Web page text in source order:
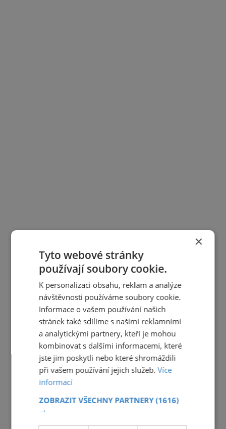
×
Tyto webové stránky
používají soubory cookie.
K personalizaci obsahu, reklam a analýze
návštěvnosti používáme soubory cookie.
Informace o vašem používání našich
stránek také sdílíme s našimi reklamními
a analytickými partnery, kteří je mohou
kombinovat s dalšími informacemi, které
jste jim poskytli nebo které shromáždili
při vašem používání jejich služeb.Více
informací
ZOBRAZIT VŠECHNY PARTNERY(1616)
→